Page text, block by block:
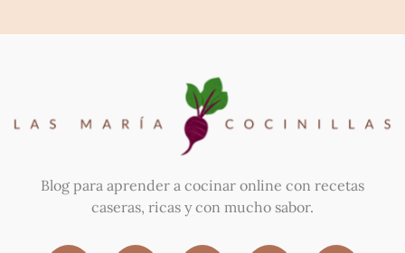
Blog para aprender a cocinar online con recetas
caseras, ricas y con mucho sabor.